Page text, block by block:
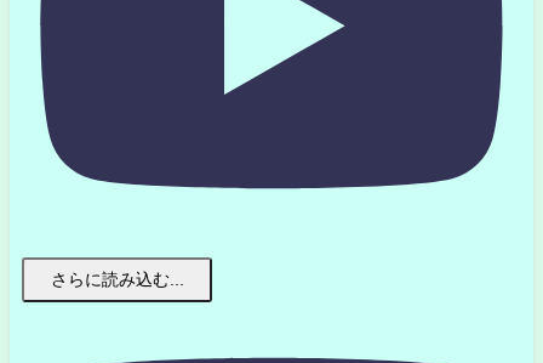
さらに読み込む...